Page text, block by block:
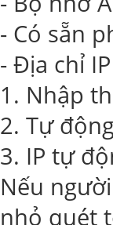
- Có sẵn
- Địa chỉ
1. Nhập
2. Tự
3. IP tự
Nếu
nhỏ quét